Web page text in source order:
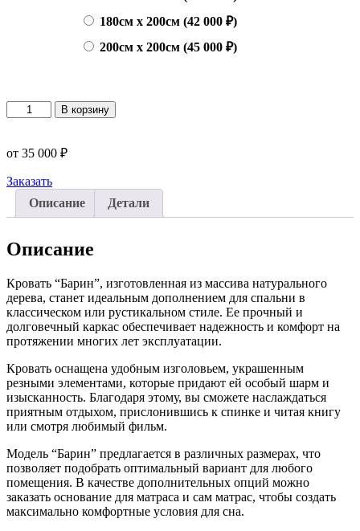
180см х 200см (42 000 ₽)
200см х 200см (45 000 ₽)
Количество
товара
из
"Барин"
В корзину
от 35 000 ₽
Заказать
Описание
Детали
Описание
Кровать “Барин”, изготовленная из массива натурального
дерева, станет идеальным дополнением для спальни в
классическом или рустикальном стиле. Ее прочный и
долговечный каркас обеспечивает надежность и комфорт на
протяжении многих лет эксплуатации.
Кровать оснащена удобным изголовьем, украшенным
резными элементами, которые придают ей особый шарм и
изысканность. Благодаря этому, вы сможете наслаждаться
приятным отдыхом, прислонившись к спинке и читая книгу
или смотря любимый фильм.
Модель “Барин” предлагается в различных размерах, что
позволяет подобрать оптимальный вариант для любого
помещения. В качестве дополнительных опций можно
заказать основание для матраса и сам матрас, чтобы создать
максимально комфортные условия для сна.